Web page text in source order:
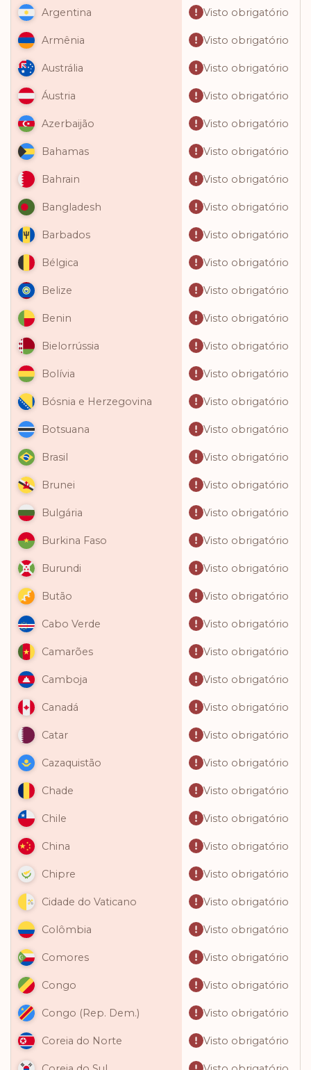
Argentina Visto obrigatório
Armênia Visto obrigatório
Austrália Visto obrigatório
Áustria Visto obrigatório
Azerbaijão Visto obrigatório
Bahamas Visto obrigatório
Bahrain Visto obrigatório
Bangladesh Visto obrigatório
Barbados Visto obrigatório
Bélgica Visto obrigatório
Belize Visto obrigatório
Benin Visto obrigatório
Bielorrússia Visto obrigatório
Bolívia Visto obrigatório
Bósnia e Herzegovina Visto obrigatório
Botsuana Visto obrigatório
Brasil Visto obrigatório
Brunei Visto obrigatório
Bulgária Visto obrigatório
Burkina Faso Visto obrigatório
Burundi Visto obrigatório
Butão Visto obrigatório
Cabo Verde Visto obrigatório
Camarões Visto obrigatório
Camboja Visto obrigatório
Canadá Visto obrigatório
Catar Visto obrigatório
Cazaquistão Visto obrigatório
Chade Visto obrigatório
Chile Visto obrigatório
China Visto obrigatório
Chipre Visto obrigatório
Cidade do Vaticano Visto obrigatório
Colômbia Visto obrigatório
Comores Visto obrigatório
Congo Visto obrigatório
Congo (Rep. Dem.) Visto obrigatório
Coreia do Norte Visto obrigatório